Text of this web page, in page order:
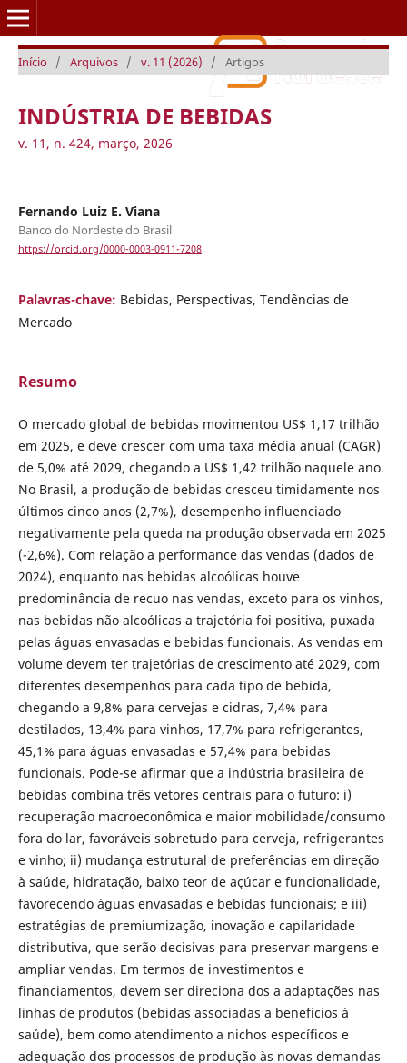
Caderno Setorial ETENE
Início / Arquivos / v. 11 (2026) / Artigos
INDÚSTRIA DE BEBIDAS
v. 11, n. 424, março, 2026
Fernando Luiz E. Viana
Banco do Nordeste do Brasil
https://orcid.org/0000-0003-0911-7208
Palavras-chave: Bebidas, Perspectivas, Tendências de
Mercado
Resumo
O mercado global de bebidas movimentou US$ 1,17 trilhão
em 2025, e deve crescer com uma taxa média anual (CAGR)
de 5,0% até 2029, chegando a US$ 1,42 trilhão naquele ano.
No Brasil, a produção de bebidas cresceu timidamente nos
últimos cinco anos (2,7%), desempenho influenciado
negativamente pela queda na produção observada em 2025
(-2,6%). Com relação a performance das vendas (dados de
2024), enquanto nas bebidas alcoólicas houve
predominância de recuo nas vendas, exceto para os vinhos,
nas bebidas não alcoólicas a trajetória foi positiva, puxada
pelas águas envasadas e bebidas funcionais. As vendas em
volume devem ter trajetórias de crescimento até 2029, com
diferentes desempenhos para cada tipo de bebida,
chegando a 9,8% para cervejas e cidras, 7,4% para
destilados, 13,4% para vinhos, 17,7% para refrigerantes,
45,1% para águas envasadas e 57,4% para bebidas
funcionais. Pode-se afirmar que a indústria brasileira de
bebidas combina três vetores centrais para o futuro: i)
recuperação macroeconômica e maior mobilidade/consumo
fora do lar, favoráveis sobretudo para cerveja, refrigerantes
e vinho; ii) mudança estrutural de preferências em direção
à saúde, hidratação, baixo teor de açúcar e funcionalidade,
favorecendo águas envasadas e bebidas funcionais; e iii)
estratégias de premiumização, inovação e capilaridade
distributiva, que serão decisivas para preservar margens e
ampliar vendas. Em termos de investimentos e
financiamentos, devem ser direciona dos a adaptações nas
linhas de produtos (bebidas associadas a benefícios à
saúde), bem como atendimento a nichos específicos e
adequação dos processos de produção às novas demandas